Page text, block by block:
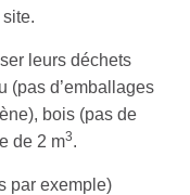
leurs déchets
(pas d’emballages
bois (pas de
de 2 m3.
par exemple)